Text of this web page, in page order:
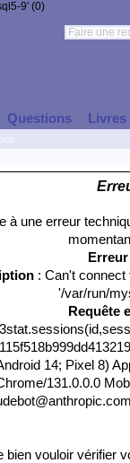
9' (0)
Questions Livres
à une erreur
: Can't connect
'/var/run/
Requête
14; Pixel 8)
131.0.0.0
bien vouloir vérifier